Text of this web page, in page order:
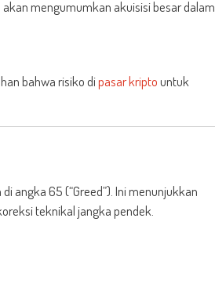
mengumumkan akuisisi besar dalam
bahwa risiko dipasar kriptountuk
angka 65 (“Greed”). Ini menunjukkan
teknikal jangka pendek.